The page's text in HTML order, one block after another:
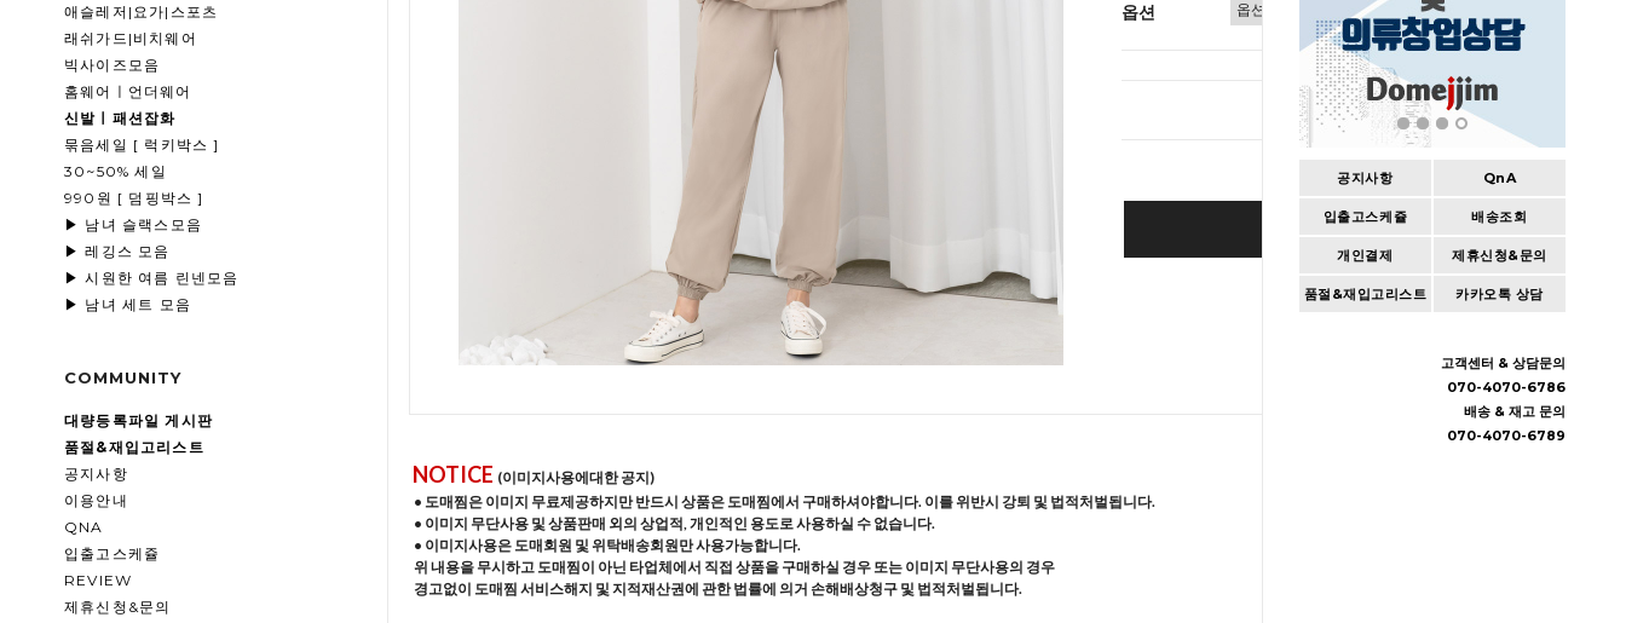
애슬레저|요가|스포츠
래쉬가드|비치웨어
빅사이즈모음
홈웨어ㅣ언더웨어
신발ㅣ패션잡화
묶음세일 [ 럭키박스 ]
30~50% 세일
990원 [ 덤핑박스 ]
▶ 남녀 슬랙스모음
▶ 레깅스 모음
▶ 시원한 여름 린넨모음
▶ 남녀 세트 모음
COMMUNITY
대량등록파일 게시판
품절&재입고리스트
공지사항
이용안내
QNA
입출고스케쥴
REVIEW
제휴신청&문의
공지사항 QnA
입출고스케쥴 배송조회
개인결제 제휴신청&문의
품절&재입고리스트 카카오톡 상담
고객센터 & 상담문의
070-4070-6786
배송 & 재고 문의
070-4070-6789
옵션
SOLD OUT
Wishlist
NOTICE (이미지사용에대한 공지)
• 도매찜은 이미지 무료제공하지만 반드시 상품은 도매찜에서 구매하셔야합니다. 이를 위반시 강퇴 및 법적처벌됩니다.
• 이미지 무단사용 및 상품판매 외의 상업적, 개인적인 용도로 사용하실 수 없습니다.
• 이미지사용은 도매회원 및 위탁배송회원만 사용가능합니다.
위 내용을 무시하고 도매찜이 아닌 타업체에서 직접 상품을 구매하실 경우 또는 이미지 무단사용의 경우
경고없이 도매찜 서비스해지 및 지적재산권에 관한 법률에 의거 손해배상청구 및 법적처벌됩니다.